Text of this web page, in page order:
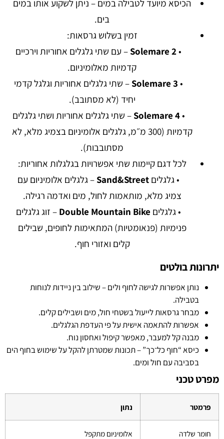
הכיסא מיועד לטבילה במים – ניתן לשקוע אותו במים
בים.
זמין בשלוש גרסאות:
•
Solemare 2– עם שתי גלגלים אחוריות וירכיים
קדמיות מאלומיניום.
•
Solemare 3– שתי גלגלים אחוריות וגלגל קדמי
יחיד (לא מסתובב).
•
Solemare 4– שתי גלגלים אחוריות ושתי גלגלים
קדמיות (300 מ״מ, גלגלים אלומיניום בצמיג מלא, לא
מסתובבות).
לכל דגם קיימות שתי אפשרויות בגלגלות אחוריות:
• גלגלים Sand&Street– גלגלים אלומיניום עם
צמיג מלא, מותאמות לחול, מים ואדמה רגילה.
• גלגלים Double Mountain Bike – זוג גלגלים
פנימיות (פנאומטיות) המתאימות לחופים, שבילים
קלים ואזורי חוף.
יתרונות בולטים
נותן אפשרות לגישה לחוף ולים – שילוב בין ניידות לנוחות
בטבילה.
מבחר גרסאות לייעול בשטחי חול, מים ושבילים קלים.
אפשרות להתאמה אישית על פי העדפת הגלגלים.
מבנה קל למעבר, מאפשר קיפול ואחסון נוח.
כיסא “חוף כל־כך” – תכונות שמטרתן להקל על שימוש בחוף הים
בסביבה עם חול ומים.
מפרט טכני
פרמטר נתון
חומר שלדה אלומיניום מתקפל